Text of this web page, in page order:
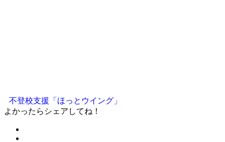
不登校支援「ほっとウイング」
よかったらシェアしてね！